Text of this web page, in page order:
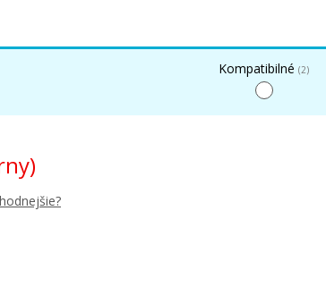
Kompatibilné (2)